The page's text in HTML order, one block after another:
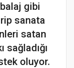
gibi
sanata
satan
sağladığı
oluyor.